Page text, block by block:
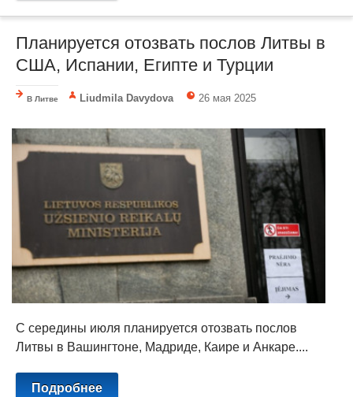
Планируется отозвать послов Литвы в
США, Испании, Египте и Турции
В Литве Liudmila Davydova 26 мая 2025
С середины июля планируется отозвать послов
Литвы в Вашингтоне, Мадриде, Каире и Анкаре....
Подробнее